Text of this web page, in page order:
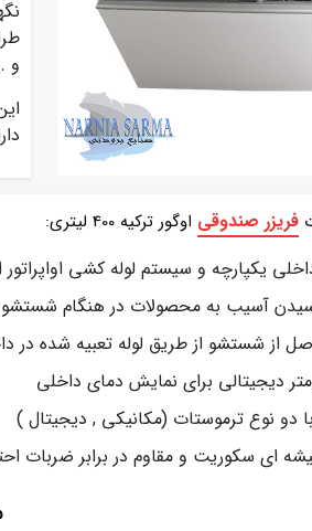
و
فریزر صندوقی اوگور ترکیه 400 لیتری:
یکپارچه و سیستم لوله کشی
آسیب به محصولات در هنگام
از شستشو از طریق لوله تعبیه شده در
دیجیتالی برای نمایش دمای داخلی
دو نوع ترموستات (مکانیکی , دیجیتال )
ای سکوریت و مقاوم در برابر ضربات